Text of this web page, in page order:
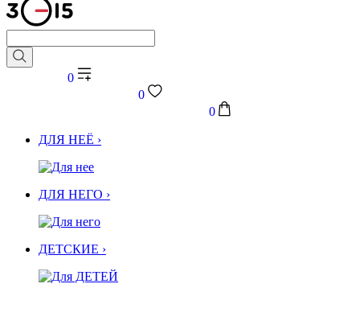
0
0
0
ДЛЯ НЕЁ ›
ДЛЯ НЕГО ›
ДЕТСКИЕ ›